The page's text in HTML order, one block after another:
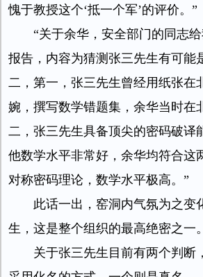
愧于教授这个‘抵一个军’的评价。”
“关于余华，安全部门的同志
报告，内容为猜测张三先生有可能
二，第一，张三先生曾经用纸张在
婉，撰写数学错题集，余华当时在
二，张三先生具备顶尖的密码破译
他数学水平非常好，余华均符合这
对称密码理论，数学水平极高。”
此话一出，窑洞内气氛为之变
生，这是整个组织的最高绝密之一。
关于张三先生目前有两个判断